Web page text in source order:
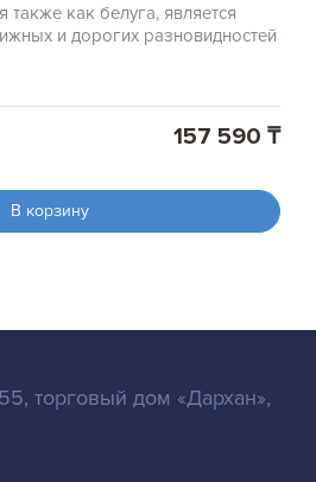
также как белуга, является
и дорогих разновидностей
157 590 ₸
В корзину
торговый дом «Дархан»,